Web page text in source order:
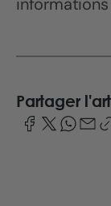
Partager